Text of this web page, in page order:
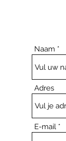
Naam
Adres
E-mail